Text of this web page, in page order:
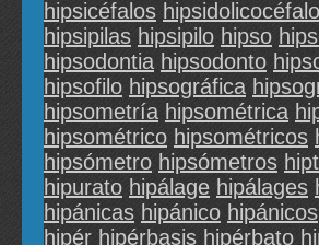
hipsicéfalos hipsidolicocéfalo
hipsipilas hipsipilo hipso
hipsodontia hipsodonto
hipsofilo hipsográfica
hipsometría hipsométrica
hipsométrico hipsométricos
hipsómetro hipsómetros hipt
hipurato hipálage hipálages
hipánicas hipánico hipánicos
hipér hipérbasis hipérbato